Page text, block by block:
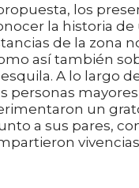
los
la historia de
de la zona
así también
A lo largo
personas
un
a sus pares,